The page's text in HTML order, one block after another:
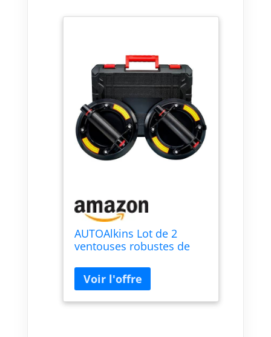
AUTOAlkins Lot de 2
ventouses robustes de
grands verres, carreaux,
marbres, ventouses sous